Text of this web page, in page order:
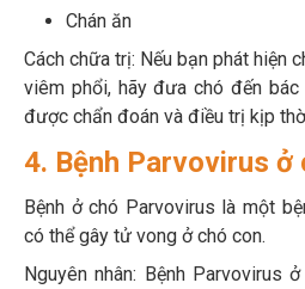
Chán ăn
Cách chữa trị: Nếu bạn phát hiện
viêm phổi, hãy đưa chó đến
được chẩn đoán và điều trị kịp
4. Bệnh Parvovirus ở
Bệnh ở chó Parvovirus là một
có thể gây tử vong ở chó con.
Nguyên nhân: Bệnh Parvovirus